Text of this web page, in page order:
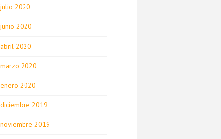
julio 2020
junio 2020
abril 2020
marzo 2020
enero 2020
diciembre 2019
noviembre 2019